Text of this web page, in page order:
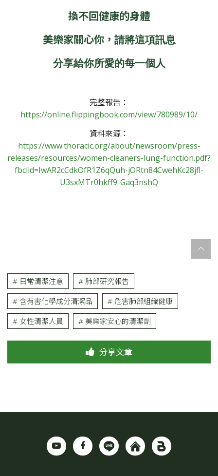
換不回健康的身體
美樂家關心你， 請將這項訊息
分享給你所愛的每一個人
完整報告：
https://online.flippingbook.com/view/780989/10/
資料來源：
https://www.thoracic.org/about/newsroom/press-
releases/resources/women-cleaners-lung-function.pdf?
fbclid=IwAR2cCdkOfR1Z6qQuh-jORtn84CwehKc28jfl-
U3sxMTr0hkff9-Gaq3nshQ
# 日常清潔注意 # 肺部研究報告
# 含有害化學成分清潔品 # 危害肺部組織健康
# 女性清潔人員 # 美樂家安心的清潔劑
分享文章